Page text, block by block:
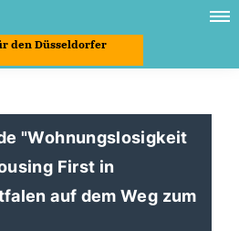
den Düsseldorfer
"Wohnungslosigkeit
First in
auf dem Weg zum